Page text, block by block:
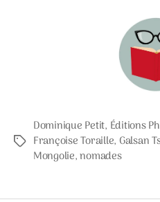
Étiquettes
Dominique Petit, Éditions
Françoise Toraille, Galsan
Mongolie,nomades